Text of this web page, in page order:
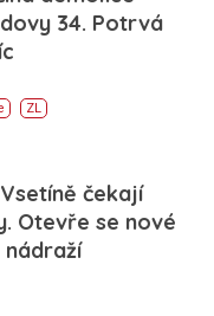
34. Potrvá
ZL
čekají
Otevře se nové